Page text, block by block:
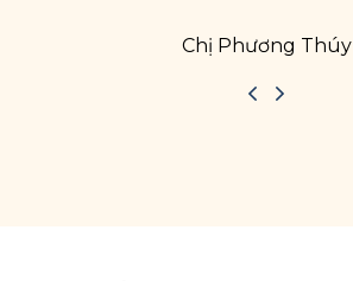
Chị Phương Thúy